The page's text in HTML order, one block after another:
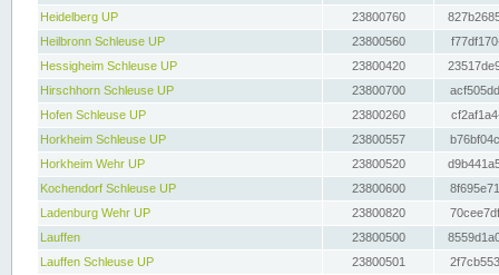
Heidelberg UP
23800760
Heilbronn Schleuse UP
23800560
Hessigheim Schleuse UP
23800420
Hirschhorn Schleuse UP
23800700
Hofen Schleuse UP
23800260
Horkheim Schleuse UP
23800557
Horkheim Wehr UP
23800520
Kochendorf Schleuse UP
23800600
Ladenburg Wehr UP
23800820
Lauffen
23800500
Lauffen Schleuse UP
23800501